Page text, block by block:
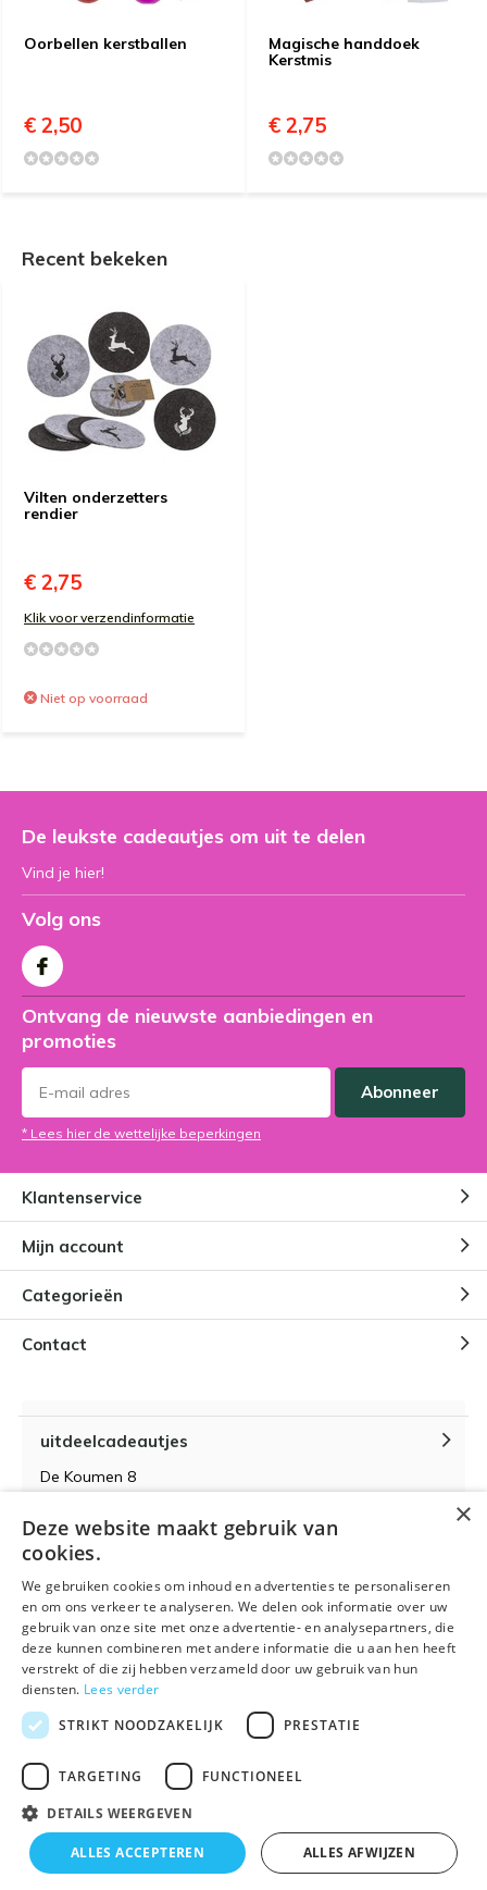
🌴 Wij zijn met vakantie t/m 21 augustus. Bestellen is
tijdelijk niet mogelijk.
Oorbellen kerstballen
€ 2,50
Magische handdoek
Kerstmis
€ 2,75
Recent bekeken
Vilten onderzetters
rendier
€ 2,75
Klik voor verzendinformatie
Niet op voorraad
De leukste cadeautjes om uit te delen
Vind je hier!
Volg ons
Ontvang de nieuwste aanbiedingen en
promoties
Abonneer
* Lees hier de wettelijke beperkingen
Klantenservice
Mijn account
Categorieën
Contact
uitdeelcadeautjes
De Koumen 8
KvK-nummer 14087571
BTW-nummer NL 815399145 B01
© 2026 - Powered by
Algemene voorwaarden RSS-feed
Uitdeelcadeautjes.nl9 -9Reviews @Kiyoh
×
Deze website maakt gebruik van
cookies.
We gebruiken cookies om inhoud en advertenties te personaliseren
en om ons verkeer te analyseren. We delen ook informatie over uw
gebruik van onze site met onze advertentie- en analysepartners, die
deze kunnen combineren met andere informatie die u aan hen heeft
verstrekt of die zij hebben verzameld door uw gebruik van hun
diensten. Lees verder
STRIKT NOODZAKELIJK
PRESTATIE
TARGETING FUNCTIONEEL
DETAILS WEERGEVEN
ALLES ACCEPTEREN ALLES AFWIJZEN